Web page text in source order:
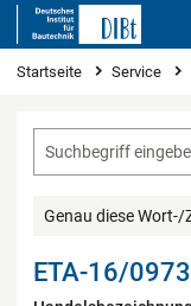
Sie sind hier
Startseite Service
Genau diese Wort-/
ETA-16/0973